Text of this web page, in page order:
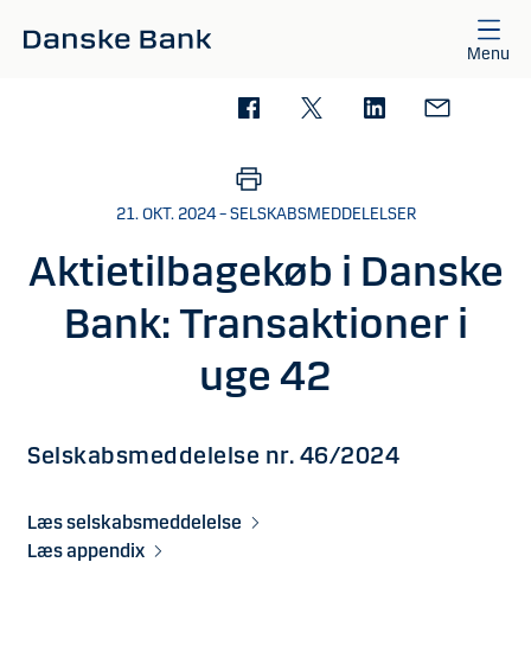
Menu
21. OKT. 2024 – SELSKABSMEDDELELSER
Aktietilbagekøb i Danske
Bank: Transaktioner i
uge 42
Selskabsmeddelelse nr. 46/2024
Læs selskabsmeddelelse
Læs appendix